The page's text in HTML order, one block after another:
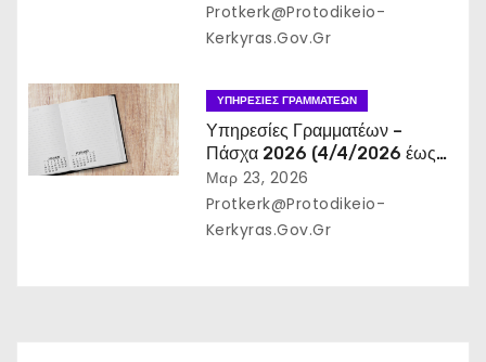
Protkerk@protodikeio-
Kerkyras.gov.gr
ΥΠΗΡΕΣΊΕΣ ΓΡΑΜΜΑΤΈΩΝ
Υπηρεσίες Γραμματέων –
Πάσχα 2026 (4/4/2026 έως
19/4/2026) – Ορθή
Επανάληψη
Μαρ 23, 2026
Protkerk@protodikeio-
Kerkyras.gov.gr